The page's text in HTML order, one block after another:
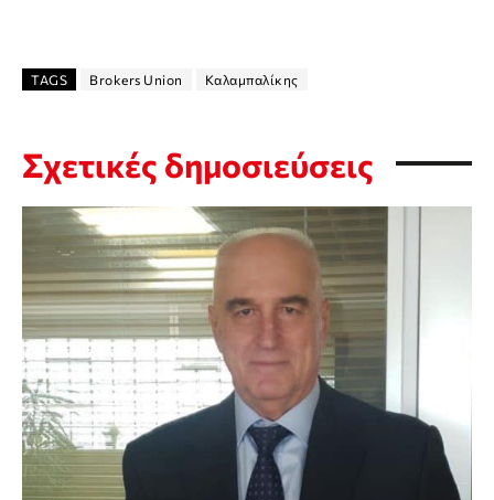
TAGS Brokers Union Καλαμπαλίκης
Σχετικές δημοσιεύσεις